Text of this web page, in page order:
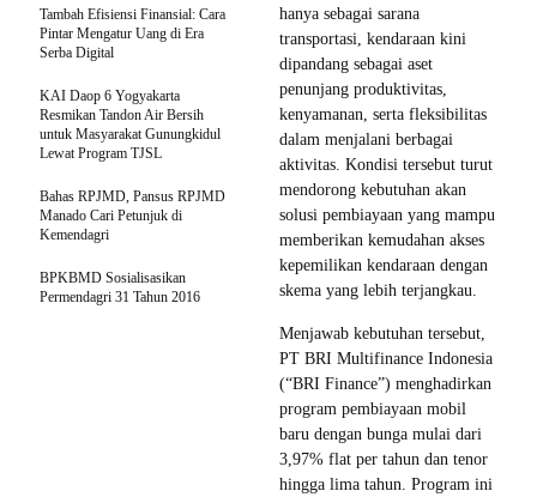
hanya sebagai sarana
transportasi, kendaraan kini
dipandang sebagai aset
penunjang produktivitas,
kenyamanan, serta fleksibilitas
dalam menjalani berbagai
aktivitas. Kondisi tersebut turut
mendorong kebutuhan akan
solusi pembiayaan yang mampu
memberikan kemudahan akses
kepemilikan kendaraan dengan
skema yang lebih terjangkau.
Menjawab kebutuhan tersebut,
PT BRI Multifinance Indonesia
(“BRI Finance”) menghadirkan
program pembiayaan mobil
baru dengan bunga mulai dari
3,97% flat per tahun dan tenor
hingga lima tahun. Program ini
Tambah Efisiensi Finansial: Cara
Pintar Mengatur Uang di Era
Serba Digital
KAI Daop 6 Yogyakarta
Resmikan Tandon Air Bersih
untuk Masyarakat Gunungkidul
Lewat Program TJSL
Bahas RPJMD, Pansus RPJMD
Manado Cari Petunjuk di
Kemendagri
BPKBMD Sosialisasikan
Permendagri 31 Tahun 2016